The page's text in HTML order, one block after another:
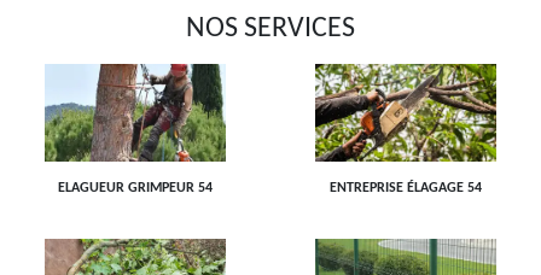
NOS SERVICES
ELAGUEUR GRIMPEUR 54 ENTREPRISE ÉLAGAGE 54